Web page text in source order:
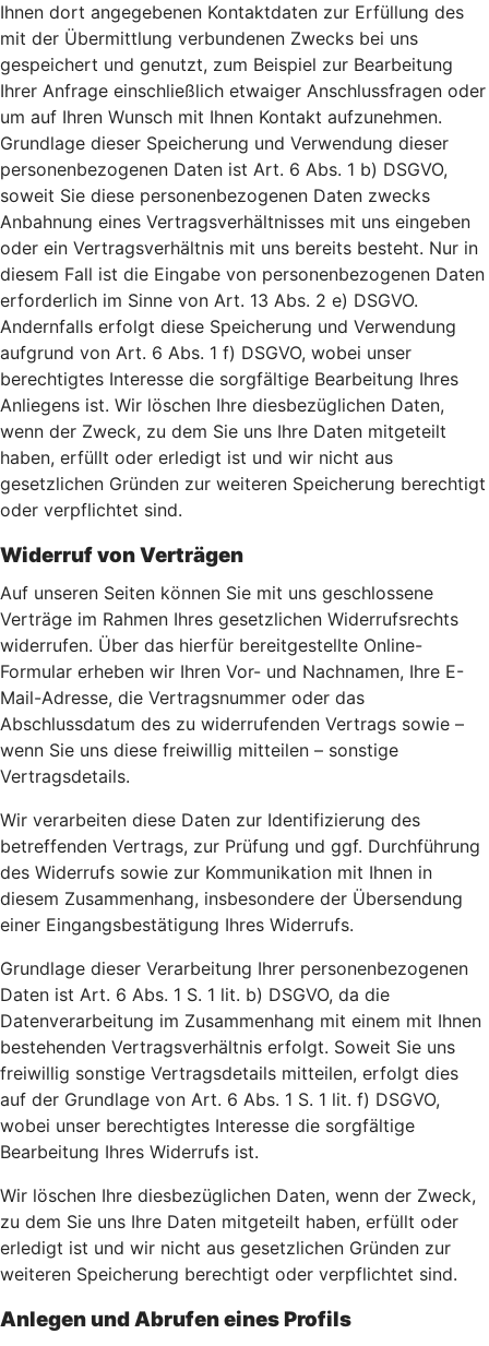
Ihnen dort angegebenen Kontaktdaten zur Erfüllung des
mit der Übermittlung verbundenen Zwecks bei uns
gespeichert und genutzt, zum Beispiel zur Bearbeitung
Ihrer Anfrage einschließlich etwaiger Anschlussfragen oder
um auf Ihren Wunsch mit Ihnen Kontakt aufzunehmen.
Grundlage dieser Speicherung und Verwendung dieser
personenbezogenen Daten ist Art. 6 Abs. 1 b) DSGVO,
soweit Sie diese personenbezogenen Daten zwecks
Anbahnung eines Vertragsverhältnisses mit uns eingeben
oder ein Vertragsverhältnis mit uns bereits besteht. Nur in
diesem Fall ist die Eingabe von personenbezogenen Daten
erforderlich im Sinne von Art. 13 Abs. 2 e) DSGVO.
Andernfalls erfolgt diese Speicherung und Verwendung
aufgrund von Art. 6 Abs. 1 f) DSGVO, wobei unser
berechtigtes Interesse die sorgfältige Bearbeitung Ihres
Anliegens ist. Wir löschen Ihre diesbezüglichen Daten,
wenn der Zweck, zu dem Sie uns Ihre Daten mitgeteilt
haben, erfüllt oder erledigt ist und wir nicht aus
gesetzlichen Gründen zur weiteren Speicherung berechtigt
oder verpflichtet sind.
Widerruf von Verträgen
Auf unseren Seiten können Sie mit uns geschlossene
Verträge im Rahmen Ihres gesetzlichen Widerrufsrechts
widerrufen. Über das hierfür bereitgestellte Online-
Formular erheben wir Ihren Vor- und Nachnamen, Ihre E-
Mail-Adresse, die Vertragsnummer oder das
Abschlussdatum des zu widerrufenden Vertrags sowie –
wenn Sie uns diese freiwillig mitteilen – sonstige
Vertragsdetails.
Wir verarbeiten diese Daten zur Identifizierung des
betreffenden Vertrags, zur Prüfung und ggf. Durchführung
des Widerrufs sowie zur Kommunikation mit Ihnen in
diesem Zusammenhang, insbesondere der Übersendung
einer Eingangsbestätigung Ihres Widerrufs.
Grundlage dieser Verarbeitung Ihrer personenbezogenen
Daten ist Art. 6 Abs. 1 S. 1 lit. b) DSGVO, da die
Datenverarbeitung im Zusammenhang mit einem mit Ihnen
bestehenden Vertragsverhältnis erfolgt. Soweit Sie uns
freiwillig sonstige Vertragsdetails mitteilen, erfolgt dies
auf der Grundlage von Art. 6 Abs. 1 S. 1 lit. f) DSGVO,
wobei unser berechtigtes Interesse die sorgfältige
Bearbeitung Ihres Widerrufs ist.
Wir löschen Ihre diesbezüglichen Daten, wenn der Zweck,
zu dem Sie uns Ihre Daten mitgeteilt haben, erfüllt oder
erledigt ist und wir nicht aus gesetzlichen Gründen zur
weiteren Speicherung berechtigt oder verpflichtet sind.
Anlegen und Abrufen eines Profils